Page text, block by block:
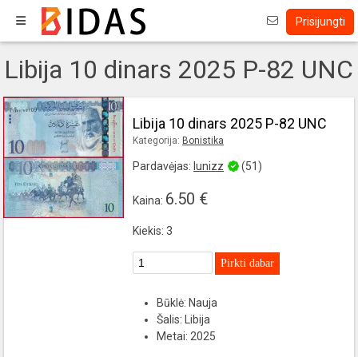
Prisijungti
Libija 10 dinars 2025 P-82 UNC
Libija 10 dinars 2025 P-82 UNC
Kategorija: Bonistika
Pardavėjas: lunizz (51)
Kaina: 6.50 €
Kiekis: 3
Pirkti dabar
Būklė: Nauja
Šalis: Libija
Metai: 2025